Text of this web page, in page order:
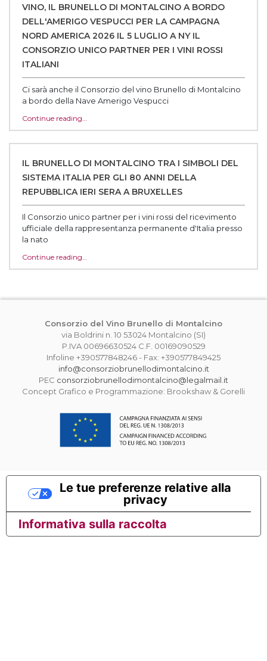
VINO, IL BRUNELLO DI MONTALCINO A BORDO
DELL'AMERIGO VESPUCCI PER LA CAMPAGNA
NORD AMERICA 2026 IL 5 LUGLIO A NY IL
CONSORZIO UNICO PARTNER PER I VINI ROSSI
ITALIANI
Ci sarà anche il Consorzio del vino Brunello di Montalcino
a bordo della Nave Amerigo Vespucci
Continue reading…
IL BRUNELLO DI MONTALCINO TRA I SIMBOLI DEL
SISTEMA ITALIA PER GLI 80 ANNI DELLA
REPUBBLICA IERI SERA A BRUXELLES
Il Consorzio unico partner per i vini rossi del ricevimento
ufficiale della rappresentanza permanente d'Italia presso
la nato‌
Continue reading…
Consorzio del Vino Brunello di Montalcino
via Boldrini n. 10 53024 Montalcino (SI)
P.IVA 00696630524 C.F. 00169090529
Infoline +390577848246 - Fax: +390577849425
info@consorziobrunellodimontalcino.it
PEC consorziobrunellodimontalcino@legalmail.it
Concept Grafico e Programmazione: Brookshaw & Gorelli
Informativa sulla raccolta
Le tue preferenze relative alla
privacy